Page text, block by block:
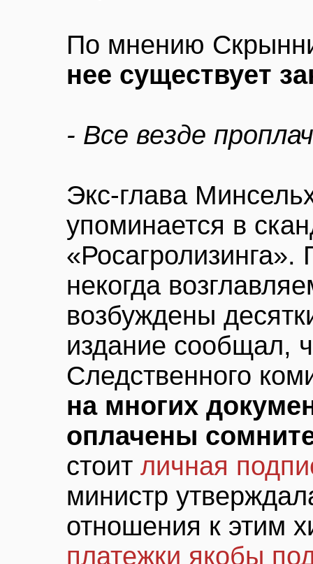
По мнению
нее существует
- Все везде
Экс-глава
упоминается в
некогда
возбуждены
издание сообщал,
Следственного
на многих
оплачены
стоит личная
министр
отношения к этим
платежки якобы